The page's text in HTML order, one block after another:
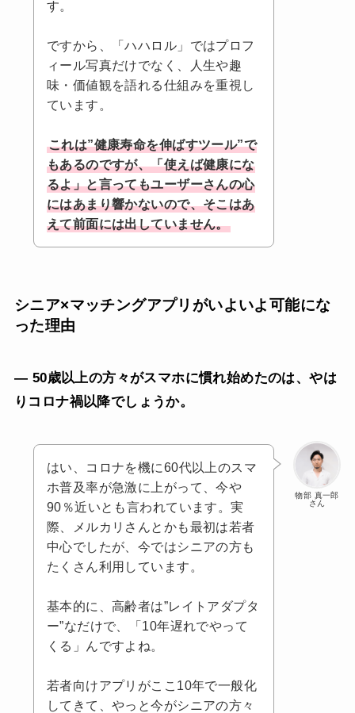
す。
ですから、「ハハロル」ではプロフ
ィール写真だけでなく、人生や趣
味・価値観を語れる仕組みを重視し
ています。
これは”健康寿命を伸ばすツール”で
もあるのですが、「使えば健康にな
るよ」と言ってもユーザーさんの心
にはあまり響かないので、そこはあ
えて前面には出していません。
シニア×マッチングアプリがいよいよ可能にな
った理由
— 50歳以上の方々がスマホに慣れ始めたのは、やは
りコロナ禍以降でしょうか。
物部 真一郎
さん
はい、コロナを機に60代以上のスマ
ホ普及率が急激に上がって、今や
90％近いとも言われています。実
際、メルカリさんとかも最初は若者
中心でしたが、今ではシニアの方も
たくさん利用しています。
基本的に、高齢者は”レイトアダプタ
ー”なだけで、「10年遅れでやって
くる」んですよね。
若者向けアプリがここ10年で一般化
してきて、やっと今がシニアの方々